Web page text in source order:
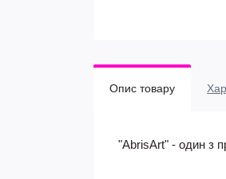
Опис товару
"AbrisArt" - один з